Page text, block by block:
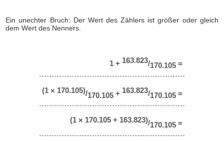
Ein unechter Bruch: Der Wert des Zählers ist größer oder gleich
dem Wert des Nenners.
1 + 163.823/170.105=
(1 × 170.105)/170.105+ 163.823/170.105=
(1 × 170.105 + 163.823)/170.105=